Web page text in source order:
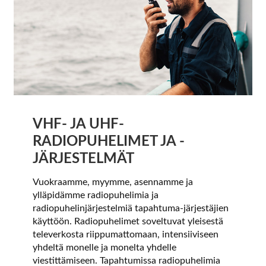
VHF- JA UHF-
RADIOPUHELIMET JA -
JÄRJESTELMÄT
Vuokraamme, myymme, asennamme ja
ylläpidämme radiopuhelimia ja
radiopuhelinjärjestelmiä tapahtuma-järjestäjien
käyttöön. Radiopuhelimet soveltuvat yleisestä
televerkosta riippumattomaan, intensiiviseen
yhdeltä monelle ja monelta yhdelle
viestittämiseen. Tapahtumissa radiopuhelimia